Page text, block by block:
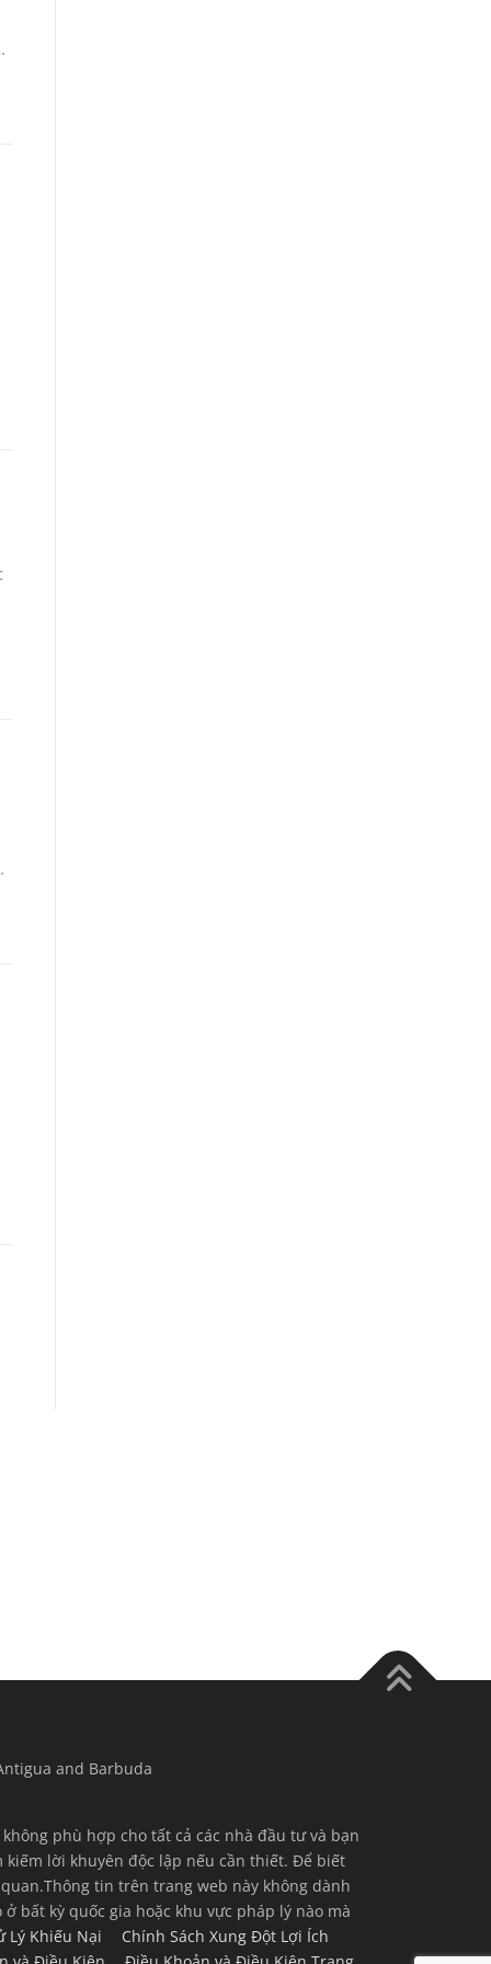
and Barbuda
phù hợp cho tất cả các nhà đầu tư và bạn
lời khuyên độc lập nếu cần thiết. Để biết
tin trên trang web này không dành
bất kỳ quốc gia hoặc khu vực pháp lý nào mà
Lý Khiếu Nại
Chính Sách Xung Đột Lợi Ích